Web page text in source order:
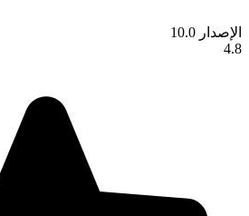
الإصدار 10.0
4.8